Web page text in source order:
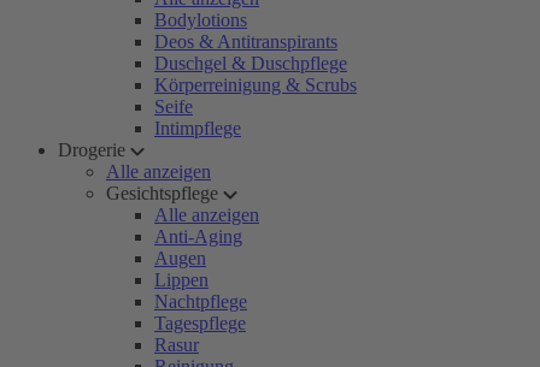
Bodylotions
Deos & Antitranspirants
Duschgel & Duschpflege
Körperreinigung & Scrubs
Seife
Intimpflege
Drogerie
Alle anzeigen
Gesichtspflege
Alle anzeigen
Anti-Aging
Augen
Lippen
Nachtpflege
Tagespflege
Rasur